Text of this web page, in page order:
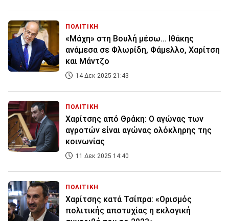
ΠΟΛΙΤΙΚΗ
«Μάχη» στη Βουλή μέσω... Ιθάκης
ανάμεσα σε Φλωρίδη, Φάμελλο, Χαρίτση
και Μάντζο
14 Δεκ 2025 21:43
ΠΟΛΙΤΙΚΗ
Χαρίτσης από Θράκη: Ο αγώνας των
αγροτών είναι αγώνας ολόκληρης της
κοινωνίας
11 Δεκ 2025 14:40
ΠΟΛΙΤΙΚΗ
Χαρίτσης κατά Τσίπρα: «Ορισμός
πολιτικής αποτυχίας η εκλογική